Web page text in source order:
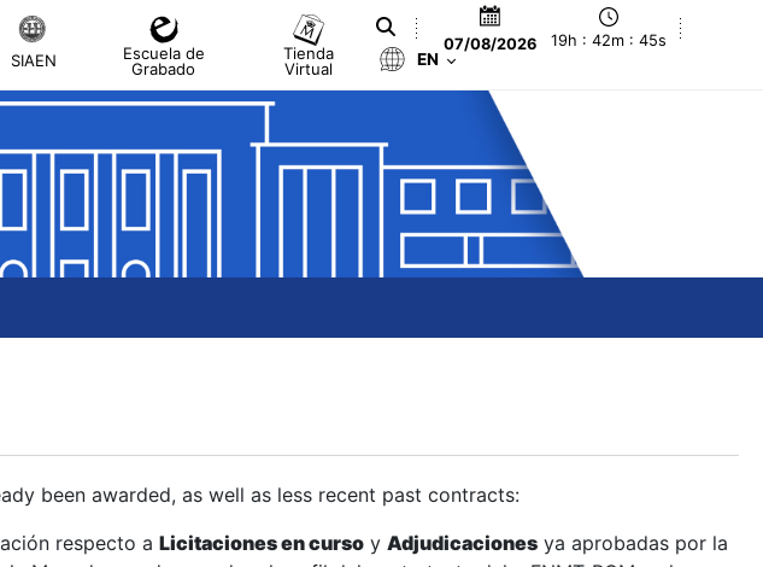
SIAEN
Escuela de
Grabado
Tienda
Virtual
07/08/2026 19h : 42m : 46s
EN
been awarded, as well as less recent past contracts:
respecto a Licitaciones en curso y Adjudicaciones ya aprobadas por la